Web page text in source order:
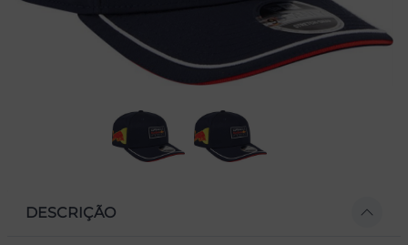
DESCRIÇÃO